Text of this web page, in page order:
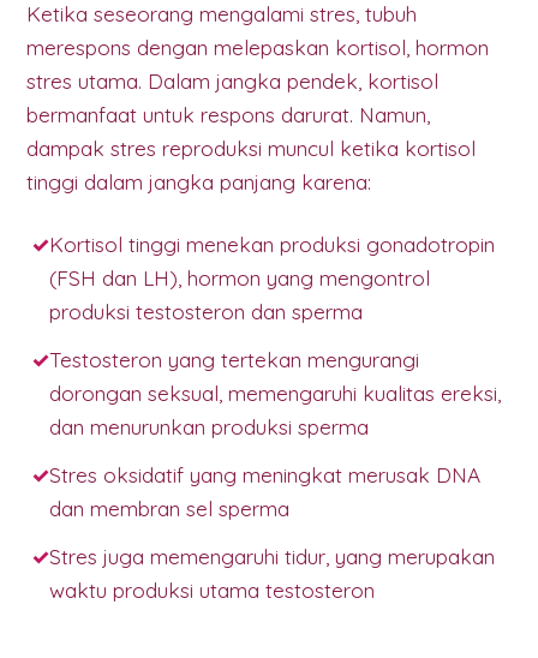
Ketika seseorang mengalami stres, tubuh
merespons dengan melepaskan kortisol, hormon
stres utama. Dalam jangka pendek, kortisol
bermanfaat untuk respons darurat. Namun,
dampak stres reproduksi muncul ketika kortisol
tinggi dalam jangka panjang karena:
Kortisol tinggi menekan produksi gonadotropin
(FSH dan LH), hormon yang mengontrol
produksi testosteron dan sperma
Testosteron yang tertekan mengurangi
dorongan seksual, memengaruhi kualitas ereksi,
dan menurunkan produksi sperma
Stres oksidatif yang meningkat merusak DNA
dan membran sel sperma
Stres juga memengaruhi tidur, yang merupakan
waktu produksi utama testosteron